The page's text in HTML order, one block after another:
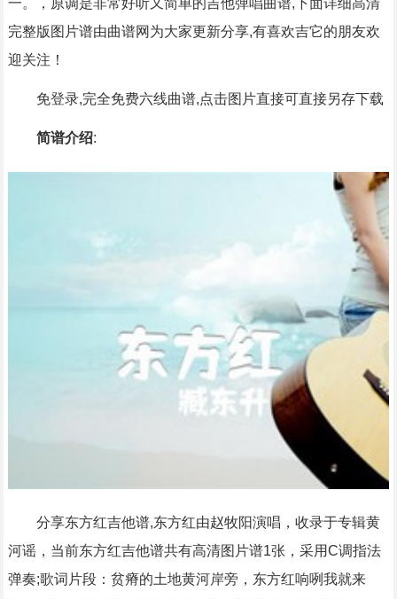
一。，原调是非常好听又简单的吉他弹唱曲谱,下面详细高清
完整版图片谱由曲谱网为大家更新分享,有喜欢吉它的朋友欢
迎关注！
免登录,完全免费六线曲谱,点击图片直接可直接另存下载
简谱介绍:
分享东方红吉他谱,东方红由赵牧阳演唱，收录于专辑黄
河谣，当前东方红吉他谱共有高清图片谱1张，采用C调指法
弹奏;歌词片段：贫瘠的土地黄河岸旁，东方红响咧我就来